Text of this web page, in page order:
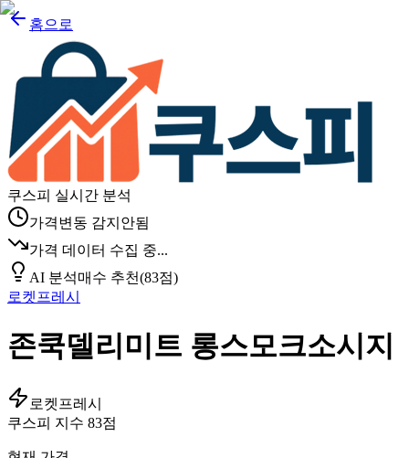
홈으로
쿠스피 실시간 분석
가격변동 감지안됨
가격 데이터 수집 중...
AI 분석매수 추천(83점)
로켓프레시
존쿡델리미트 롱스모크소시지
로켓프레시
쿠스피 지수 83점